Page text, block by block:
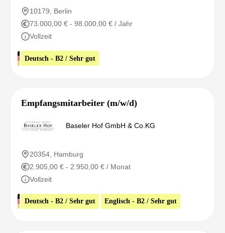
10179, Berlin
73.000,00 € - 98.000,00 € / Jahr
Vollzeit
Deutsch - B2 / Sehr gut
Empfangsmitarbeiter (m/w/d)
Baseler Hof GmbH & Co.KG
20354, Hamburg
2.905,00 € - 2.950,00 € / Monat
Vollzeit
Deutsch - B2 / Sehr gut Englisch - B2 / Sehr gut